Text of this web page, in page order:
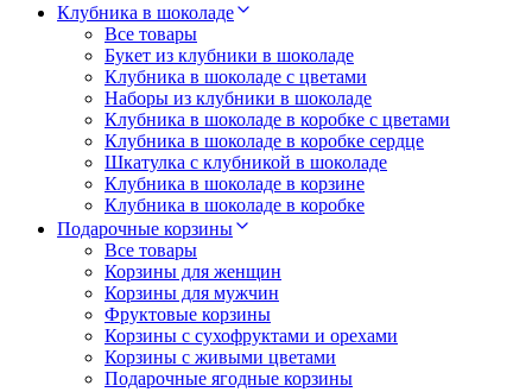
Клубника в шоколаде
Все товары
Букет из клубники в шоколаде
Клубника в шоколаде с цветами
Наборы из клубники в шоколаде
Клубника в шоколаде в коробке с цветами
Клубника в шоколаде в коробке сердце
Шкатулка с клубникой в шоколаде
Клубника в шоколаде в корзине
Клубника в шоколаде в коробке
Подарочные корзины
Все товары
Корзины для женщин
Корзины для мужчин
Фруктовые корзины
Корзины с сухофруктами и орехами
Корзины с живыми цветами
Подарочные ягодные корзины